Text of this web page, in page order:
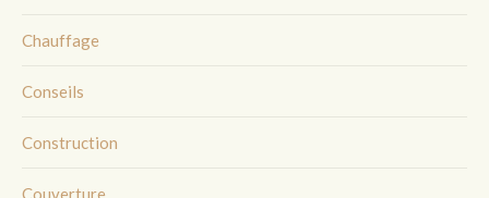
Chauffage
Conseils
Construction
Couverture